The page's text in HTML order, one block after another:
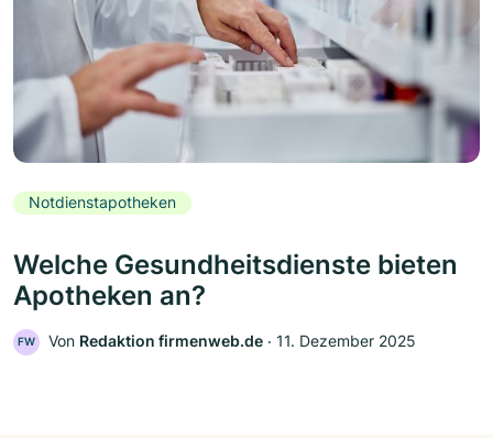
Notdienstapotheken
Welche Gesundheitsdienste bieten
Apotheken an?
FW Von Redaktion firmenweb.de ‧ 11. Dezember 2025